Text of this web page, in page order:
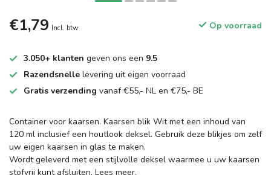
€1,79 Incl. btw Op voorraad
3.050+ klanten geven ons een 9.5
Razendsnelle levering uit eigen voorraad
Gratis verzending vanaf €55,- NL en €75,- BE
Container voor kaarsen. Kaarsen blik Wit met een inhoud van
120 ml inclusief een houtlook deksel. Gebruik deze blikjes om zelf
uw eigen kaarsen in glas te maken.
Wordt geleverd met een stijlvolle deksel waarmee u uw kaarsen
stofvrij kunt afsluiten. Lees meer.